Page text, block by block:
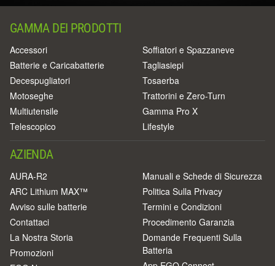
GAMMA DEI PRODOTTI
Accessori
Batterie e Caricabatterie
Decespugliatori
Motoseghe
Multiutensile
Telescopico
Soffiatori e Spazzaneve
Tagliasiepi
Tosaerba
Trattorini e Zero-Turn
Gamma Pro X
Lifestyle
AZIENDA
AURA-R2
ARC Lithium MAX™
Avviso sulle batterie
Contattaci
La Nostra Storia
Promozioni
Manuali e Schede di Sicurezza
Politica Sulla Privacy
Termini e Condizioni
Procedimento Garanzia
Domande Frequenti Sulla
Batteria